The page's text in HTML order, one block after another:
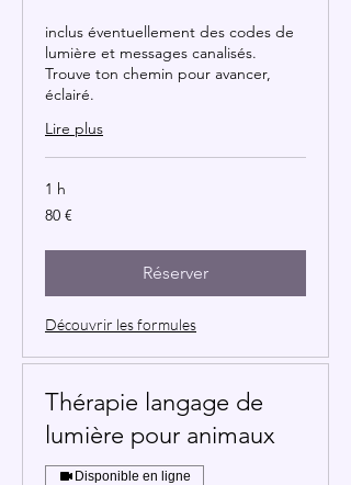
inclus éventuellement des codes de
lumière et messages canalisés.
Trouve ton chemin pour avancer,
éclairé.
Lire plus
1 h
80
euros
80 €
Réserver
Découvrir les formules
Thérapie langage de
lumière pour animaux
Disponible en ligne